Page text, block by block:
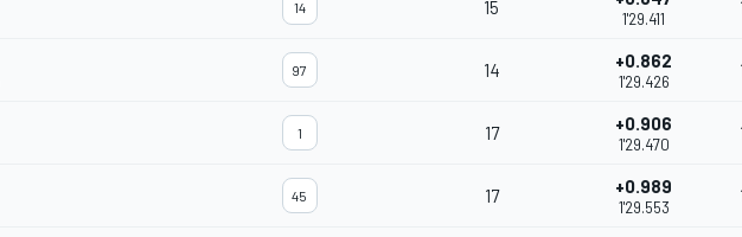
14 15
1'29.411
97 14 +0.862
1'29.426
1 17 +0.906
1'29.470
45 17 +0.989
1'29.553